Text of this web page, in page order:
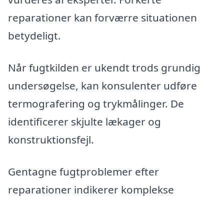
reparationer kan forværre situationen
betydeligt.
Når fugtkilden er ukendt trods grundig
undersøgelse, kan konsulenter udføre
termografering og trykmålinger. De
identificerer skjulte lækager og
konstruktionsfejl.
Gentagne fugtproblemer efter
reparationer indikerer komplekse